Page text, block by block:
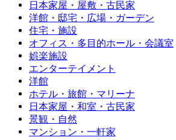
日本家屋・屋敷・古民家
洋館・邸宅・広場・ガーデン
住宅・施設
オフィス・多目的ホール・会議室
娯楽施設
エンターテイメント
洋館
ホテル・旅館・マリーナ
日本家屋・和室・古民家
景観・自然
マンション・一軒家